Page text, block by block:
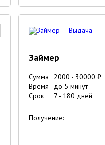
Займер
Сумма 2000 - 30000 ₽
Время
до 5 минут
Срок
7- 180 дней
Получение: